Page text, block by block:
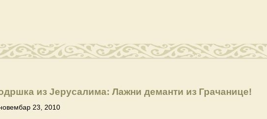
из Јерусалима: Лажни деманти из Грачанице!
23, 2010